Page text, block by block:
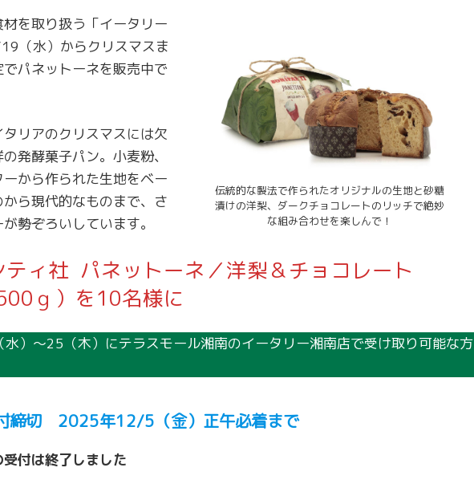
を取り扱う「イータリー
（水）からクリスマスま
パネットーネを販売中で
リアのクリスマスには欠
発酵菓子パン。小麦粉、
から作られた生地をベー
ら現代的なものまで、さ
勢ぞろいしています。
伝統的な製法で作られたオリジナルの生地と砂糖
漬けの洋梨、ダークチョコレートのリッチで絶妙
な組み合わせを楽しんで！
ィ社 パネットーネ／洋梨＆チョコレート
ｇ）を10名様に
）〜25（木）にテラスモール湘南のイータリー湘南店で受け取り可能な方
締切 2025年12/5（金）正午必着まで
付は終了しました